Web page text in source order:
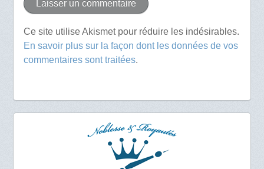
Ce site utilise Akismet pour réduire les indésirables.
En savoir plus sur la façon dont les données de vos
commentaires sont traitées.